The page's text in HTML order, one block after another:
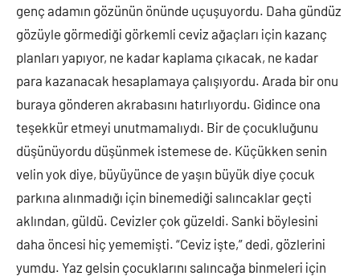
genç adamın gözünün önünde uçuşuyordu. Daha gündüz
gözüyle görmediği görkemli ceviz ağaçları için kazanç
planları yapıyor, ne kadar kaplama çıkacak, ne kadar
para kazanacak hesaplamaya çalışıyordu. Arada bir onu
buraya gönderen akrabasını hatırlıyordu. Gidince ona
teşekkür etmeyi unutmamalıydı. Bir de çocukluğunu
düşünüyordu düşünmek istemese de. Küçükken senin
velin yok diye, büyüyünce de yaşın büyük diye çocuk
parkına alınmadığı için binemediği salıncaklar geçti
aklından, güldü. Cevizler çok güzeldi. Sanki böylesini
daha öncesi hiç yememişti. “Ceviz işte,” dedi, gözlerini
yumdu. Yaz gelsin çocuklarını salıncağa binmeleri için